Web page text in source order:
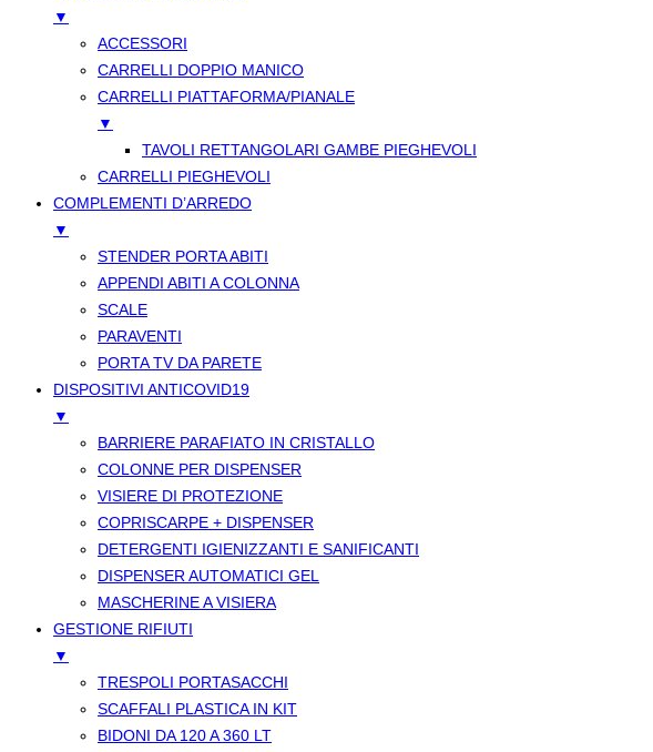
▼
ACCESSORI
CARRELLI DOPPIO MANICO
CARRELLI PIATTAFORMA/PIANALE
▼
TAVOLI RETTANGOLARI GAMBE PIEGHEVOLI
CARRELLI PIEGHEVOLI
COMPLEMENTI D’ARREDO
▼
STENDER PORTA ABITI
APPENDI ABITI A COLONNA
SCALE
PARAVENTI
PORTA TV DA PARETE
DISPOSITIVI ANTICOVID19
▼
BARRIERE PARAFIATO IN CRISTALLO
COLONNE PER DISPENSER
VISIERE DI PROTEZIONE
COPRISCARPE + DISPENSER
DETERGENTI IGIENIZZANTI E SANIFICANTI
DISPENSER AUTOMATICI GEL
MASCHERINE A VISIERA
GESTIONE RIFIUTI
▼
TRESPOLI PORTASACCHI
SCAFFALI PLASTICA IN KIT
BIDONI DA 120 A 360 LT